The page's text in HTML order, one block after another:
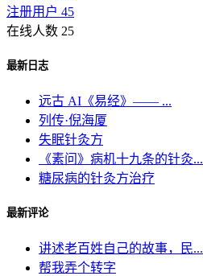
注册用户 45
在线人数 25
最新日志
远古 AI《易经》—— ...
列传·倪海厦
失眠针灸方
《素问》病机十九条的针灸...
糖尿病的针灸方治疗
最新评论
讲述老百姓自己的故事，民...
帮我弄个转字